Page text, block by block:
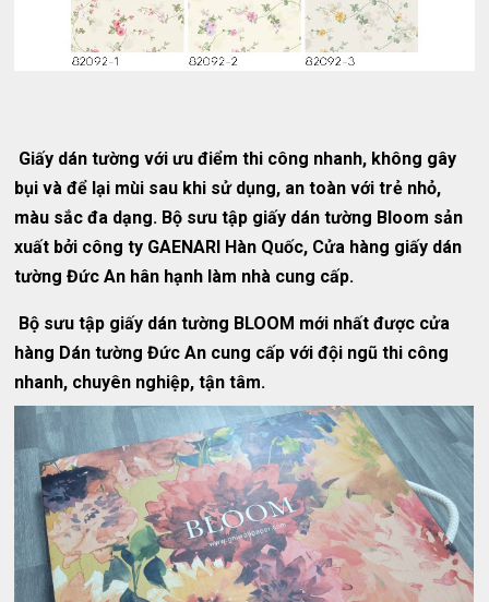
Giấy dán tường với ưu điểm thi công nhanh, không gây
bụi và để lại mùi sau khi sử dụng, an toàn với trẻ nhỏ,
màu sắc đa dạng. Bộ sưu tập giấy dán tường Bloom sản
xuất bởi công ty GAENARI Hàn Quốc, Cửa hàng giấy dán
tường Đức An hân hạnh làm nhà cung cấp.
Bộ sưu tập giấy dán tường BLOOM mới nhất được cửa
hàng Dán tường Đức An cung cấp với đội ngũ thi công
nhanh, chuyên nghiệp, tận tâm.